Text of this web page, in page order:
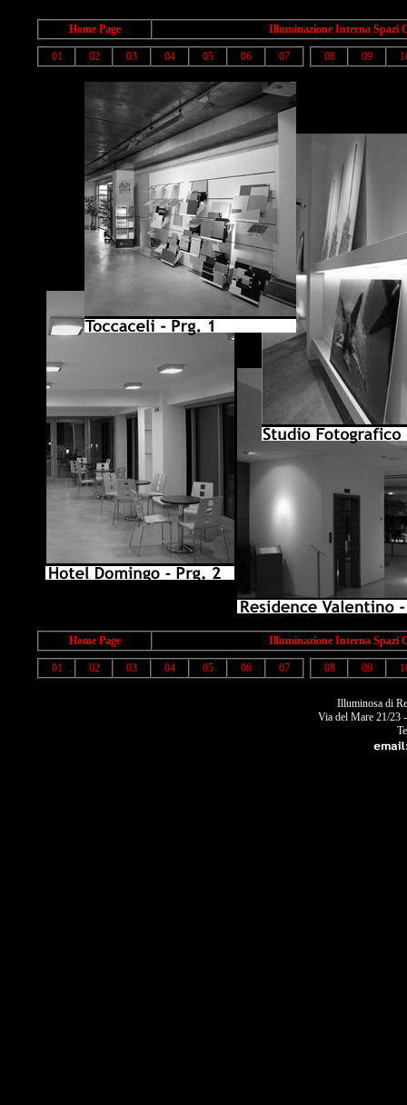
Home Page Illuminazione Interna Spazi
01 02 03 04 05 06 07 08 09
Home Page Illuminazione Interna Spazi
01 02 03 04 05 06 07 08 09
Illuminosa di
Via del Mare 21/23